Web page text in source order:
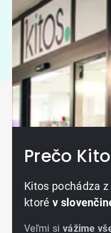
Prečo
Kitos pochádza z
ktoré v
Veľmi si vážime